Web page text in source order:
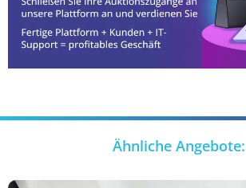
Ähnliche Angebote: